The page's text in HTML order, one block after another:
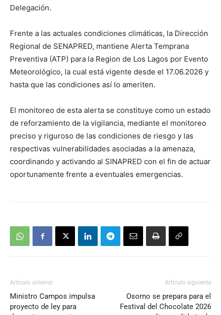
Delegación.
Frente a las actuales condiciones climáticas, la Dirección
Regional de SENAPRED, mantiene Alerta Temprana
Preventiva (ATP) para la Region de Los Lagos por Evento
Meteorológico, la cual está vigente desde el 17.06.2026 y
hasta que las condiciones así lo ameriten.
El monitoreo de esta alerta se constituye como un estado
de reforzamiento de la vigilancia, mediante el monitoreo
preciso y riguroso de las condiciones de riesgo y las
respectivas vulnerabilidades asociadas a la amenaza,
coordinando y activando al SINAPRED con el fin de actuar
oportunamente frente a eventuales emergencias.
Artículo anterior
Ministro Campos impulsa
proyecto de ley para
Artículo siguiente
Osorno se prepara para el
Festival del Chocolate 2026